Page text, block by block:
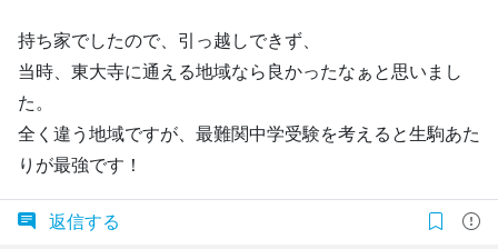
持ち家でしたので、引っ越しできず、
当時、東大寺に通える地域なら良かったなぁと思いまし
た。
全く違う地域ですが、最難関中学受験を考えると生駒あた
りが最強です！
返信する